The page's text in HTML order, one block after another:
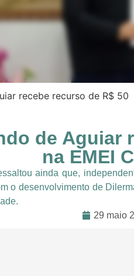
recebe recurso de R$ 50
de Aguiar
na EMEI
ainda que,
o desenvolvimento de
29 maio